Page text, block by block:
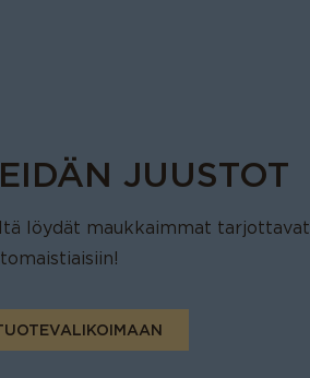
JUUSTOT
löydät maukkaimmat tarjottavat